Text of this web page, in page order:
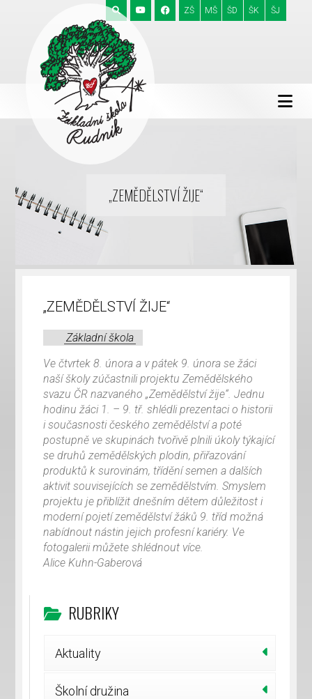
ZŠ MŠ ŠD ŠK ŠJ
„ZEMĚDĚLSTVÍ ŽIJE“
„ZEMĚDĚLSTVÍ ŽIJE“
Základní škola
Ve čtvrtek 8. února a v pátek 9. února se žáci
naší školy zúčastnili projektu Zemědělského
svazu ČR nazvaného „Zemědělství žije“. Jednu
hodinu žáci 1. – 9. tř. shlédli prezentaci o historii
i současnosti českého zemědělství a poté
postupně ve skupinách tvořivě plnili úkoly týkající
se druhů zemědělských plodin, přiřazování
produktů k surovinám, třídění semen a dalších
aktivit souvisejících se zemědělstvím. Smyslem
projektu je přiblížit dnešním dětem důležitost i
moderní pojetí zemědělství žáků 9. tříd možná
nabídnout nástin jejich profesní kariéry. Ve
fotogalerii můžete shlédnout více.
Alice Kuhn-Gaberová
RUBRIKY
Aktuality
Školní družina